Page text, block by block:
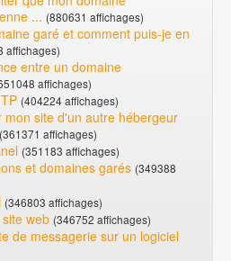
... (880631 affichages)
garé et comment puis-je en
affichages)
entre un domaine
affichages)
(404224 affichages)
site d'un autre hébergeur
(361371 affichages)
(351183 affichages)
et domaines garés (349388
(346803 affichages)
web (346752 affichages)
de messagerie sur un logiciel